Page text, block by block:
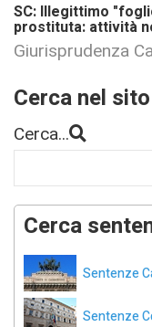
SC: Illegittimo
prostituta: attività
Giurisprudenza
Cerca nel sito
Cerca...
Cerca
Sentenze
Sentenze